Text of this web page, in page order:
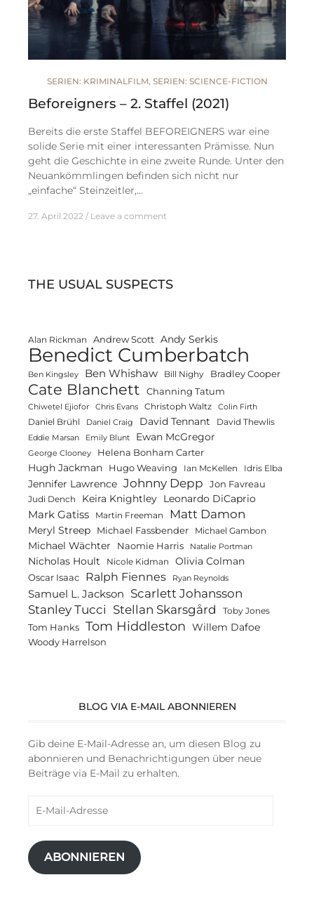
SERIEN: KRIMINALFILM, SERIEN: SCIENCE-FICTION
Beforeigners – 2. Staffel (2021)
Bereits die erste Staffel BEFOREIGNERS war eine
solide Serie mit einer interessanten Prämisse. Nun
geht die Geschichte in eine zweite Runde. Unter den
Neuankömmlingen befinden sich nicht nur
„einfache“ Steinzeitler,…
27. April 2022 Leave a comment
THE USUAL SUSPECTS
Alan Rickman Andrew Scott Andy Serkis
Benedict Cumberbatch
Ben Kingsley Ben Whishaw Bill Nighy Bradley Cooper
Cate Blanchett Channing Tatum
Chiwetel Ejiofor Chris Evans Christoph Waltz Colin Firth
Daniel Brühl Daniel Craig David Tennant David Thewlis
Eddie Marsan Emily Blunt Ewan McGregor
George Clooney Helena Bonham Carter
Hugh Jackman Hugo Weaving Ian McKellen Idris Elba
Jennifer Lawrence Johnny Depp Jon Favreau
Judi Dench Keira Knightley Leonardo DiCaprio
Mark Gatiss Martin Freeman Matt Damon
Meryl Streep Michael Fassbender Michael Gambon
Michael Wächter Naomie Harris Natalie Portman
Nicholas Hoult Nicole Kidman Olivia Colman
Oscar Isaac Ralph Fiennes Ryan Reynolds
Samuel L. Jackson Scarlett Johansson
Stanley Tucci Stellan Skarsgård Toby Jones
Tom Hanks Tom Hiddleston Willem Dafoe
Woody Harrelson
BLOG VIA E-MAIL ABONNIEREN
Gib deine E-Mail-Adresse an, um diesen Blog zu
abonnieren und Benachrichtigungen über neue
Beiträge via E-Mail zu erhalten.
Mail-
ABONNIEREN